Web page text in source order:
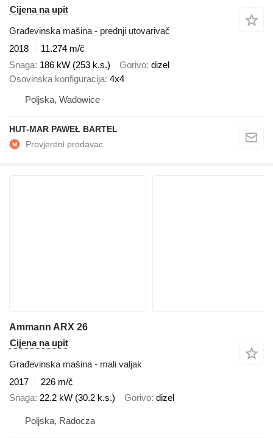
Cijena na upit
Građevinska mašina - prednji utovarivač
2018
11.274 m/č
Snaga 186 kW (253 k.s.) Gorivo dizel
Osovinska konfiguracija 4x4
Poljska, Wadowice
HUT-MAR PAWEŁ BARTEL
Ammann ARX 26
Cijena na upit
Građevinska mašina - mali valjak
2017
226 m/č
Snaga 22.2 kW (30.2 k.s.) Gorivo dizel
Poljska, Radocza